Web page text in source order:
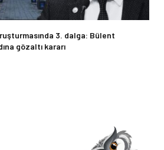
3. dalga: Bülent
gözaltı kararı